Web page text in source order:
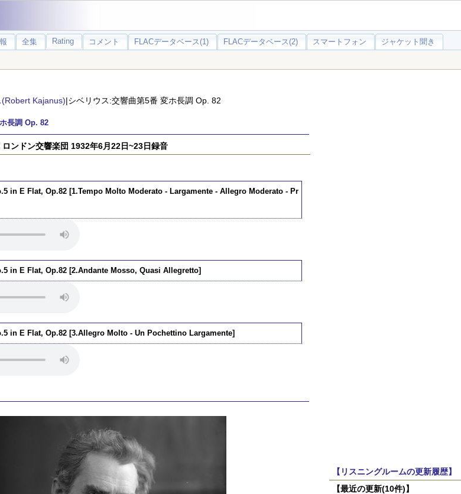
全集 Rating コメント FLACデータベース(1) FLACデータベース(2) スマートフォン ジャケット聞き
Kajanus)|シベリウス:交響曲第5番 変ホ長調 Op. 82
長調 Op. 82
ンドン交響楽団 1932年6月22日~23日録音
in E Flat, Op.82 [1.Tempo Molto Moderato - Largamente - Allegro Moderato - Pr
in E Flat, Op.82 [2.Andante Mosso, Quasi Allegretto]
in E Flat, Op.82 [3.Allegro Molto - Un Pochettino Largamente]
【リスニングルームの更新履歴】
【最近の更新(10件)】